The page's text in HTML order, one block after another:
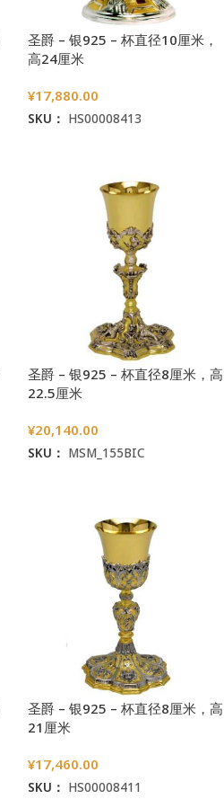
圣爵 – 银925 – 杯直径10厘米，
高24厘米
¥17,880.00
SKU： HS00008413
圣爵 – 银925 – 杯直径8厘米，高
22.5厘米
¥20,140.00
SKU： MSM_155BIC
圣爵 – 银925 – 杯直径8厘米，高
21厘米
¥17,460.00
SKU： HS00008411